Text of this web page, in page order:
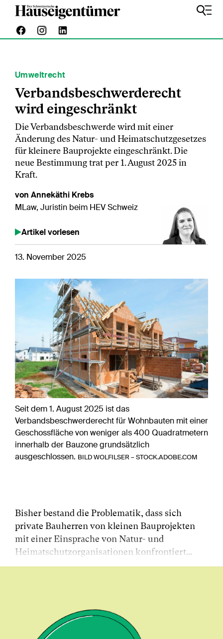
Umweltrecht
Verbandsbeschwerderecht
wird eingeschränkt
Die Verbandsbeschwerde wird mit einer
Änderung des Natur- und Heimatschutzgesetzes
für kleinere Bauprojekte eingeschränkt. Die
neue Bestimmung trat per 1. August 2025 in
Kraft.
von Annekäthi Krebs
MLaw, Juristin beim HEV Schweiz
Artikel vorlesen
13. November 2025
Seit dem 1. August 2025 ist das
Verbandsbeschwerderecht für Wohnbauten mit einer
Geschossfläche von weniger als 400 Quadratmetern
innerhalb der Bauzone grundsätzlich
ausgeschlossen. BILD WOLFILSER – STOCK.ADOBE.COM
Bisher bestand die Problematik, dass sich
private Bauherren von kleinen Bauprojekten
mit einer Einsprache von Natur- und
Heimatschutzorganisationen konfrontiert…